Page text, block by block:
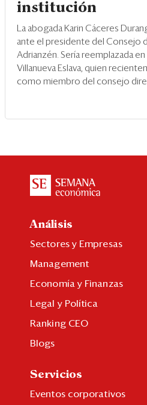
institución
La abogada Karin Cáceres
ante el presidente del Consejo
Adrianzén. Sería reemplazada
Villanueva Eslava, quien
como miembro del consejo
Análisis
Sectores y Empresas
Management
Economía y Finanzas
Legal y Política
Ranking CEO
Blogs
Servicios
Eventos corporativos